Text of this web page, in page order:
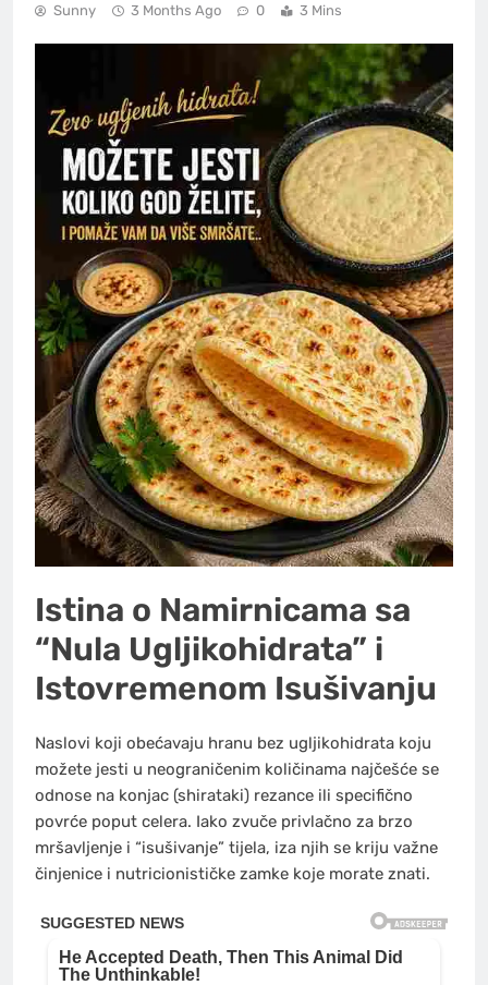
Sunny 3 Months Ago 0 3 Mins
Istina o Namirnicama sa
“Nula Ugljikohidrata” i
Istovremenom Isušivanju
Naslovi koji obećavaju hranu bez ugljikohidrata koju
možete jesti u neograničenim količinama najčešće se
odnose na konjac (shirataki) rezance ili specifično
povrće poput celera. Iako zvuče privlačno za brzo
mršavljenje i “isušivanje” tijela, iza njih se kriju važne
činjenice i nutricionističke zamke koje morate znati.